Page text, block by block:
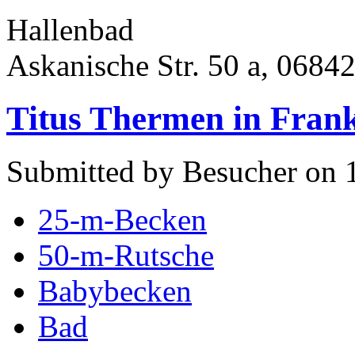
Hallenbad
Askanische Str. 50 a,
Titus Thermen in
Submitted by Besucher on
25-m-Becken
50-m-Rutsche
Babybecken
Bad